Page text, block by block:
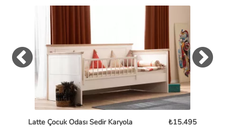
Latte Çocuk Odası Sedir Karyola ₺15.495